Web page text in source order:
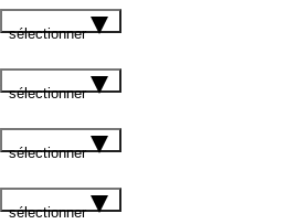
sélectionner
sélectionner
sélectionner
sélectionner